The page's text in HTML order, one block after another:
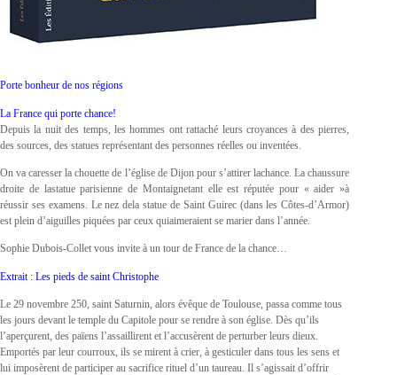
Porte bonheur de nos régions
La France qui porte chance!
Depuis la nuit des temps, les hommes ont rattaché leurs croyances à des pierres,
des sources, des statues représentant des personnes réelles ou inventées.
On va caresser la chouette de l’église de Dijon pour s’attirer lachance. La chaussure
droite de lastatue parisienne de Montaignetant elle est réputée pour « aider »à
réussir ses examens. Le nez dela statue de Saint Guirec (dans les Côtes-d’Armor)
est plein d’aiguilles piquées par ceux quiaimeraient se marier dans l’année.
Sophie Dubois-Collet vous invite à un tour de France de la chance…
Extrait : Les pieds de saint Christophe
Le 29 novembre 250, saint Saturnin, alors évêque de Toulouse, passa comme tous
les jours devant le temple du Capitole pour se rendre à son église. Dès qu’ils
l’aperçurent, des païens l’assaillirent et l’accusèrent de perturber leurs dieux.
Emportés par leur courroux, ils se mirent à crier, à gesticuler dans tous les sens et
lui imposèrent de participer au sacrifice rituel d’un taureau. Il s’agissait d’offrir